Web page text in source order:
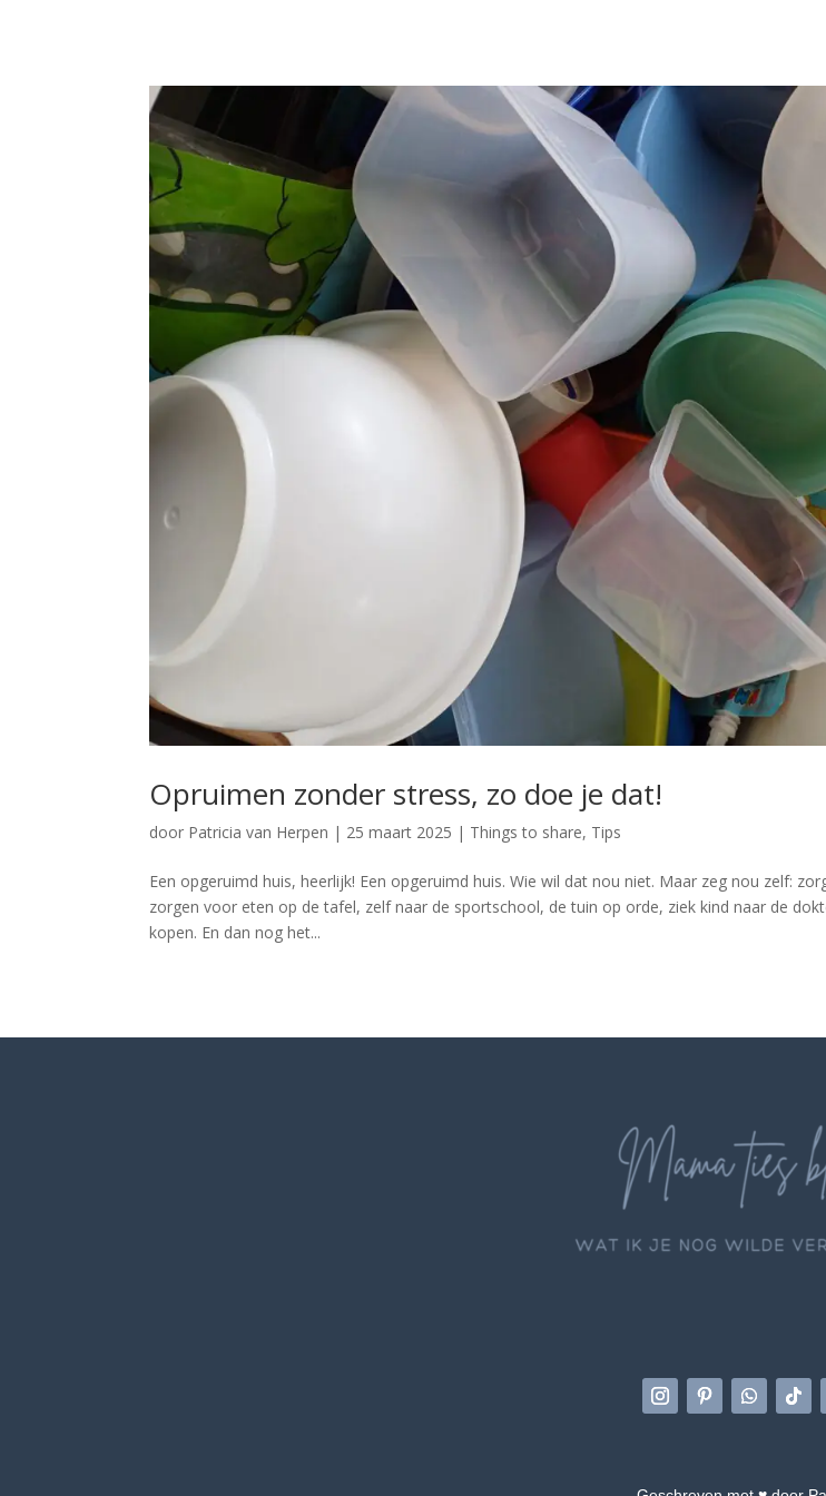
Opruimen zonder stress, zo doe je dat!
door Patricia van Herpen | 25 maart 2025 | Things to share, Tips
Een opgeruimd huis, heerlijk! Een opgeruimd huis. Wie wil dat nou niet. Maar zeg nou zelf:
zorgen voor eten op de tafel, zelf naar de sportschool, de tuin op orde, ziek kind naar de
kopen. En dan nog het...